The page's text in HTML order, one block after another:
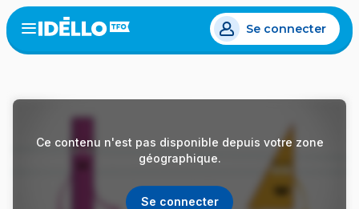
Aller
au
contenu
Open
menu
Se connecter
Ce contenu n'est pas disponible depuis votre zone
géographique.
Se connecter